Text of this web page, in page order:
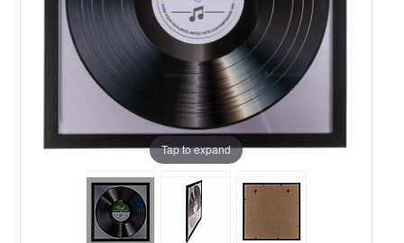
Tap to expand